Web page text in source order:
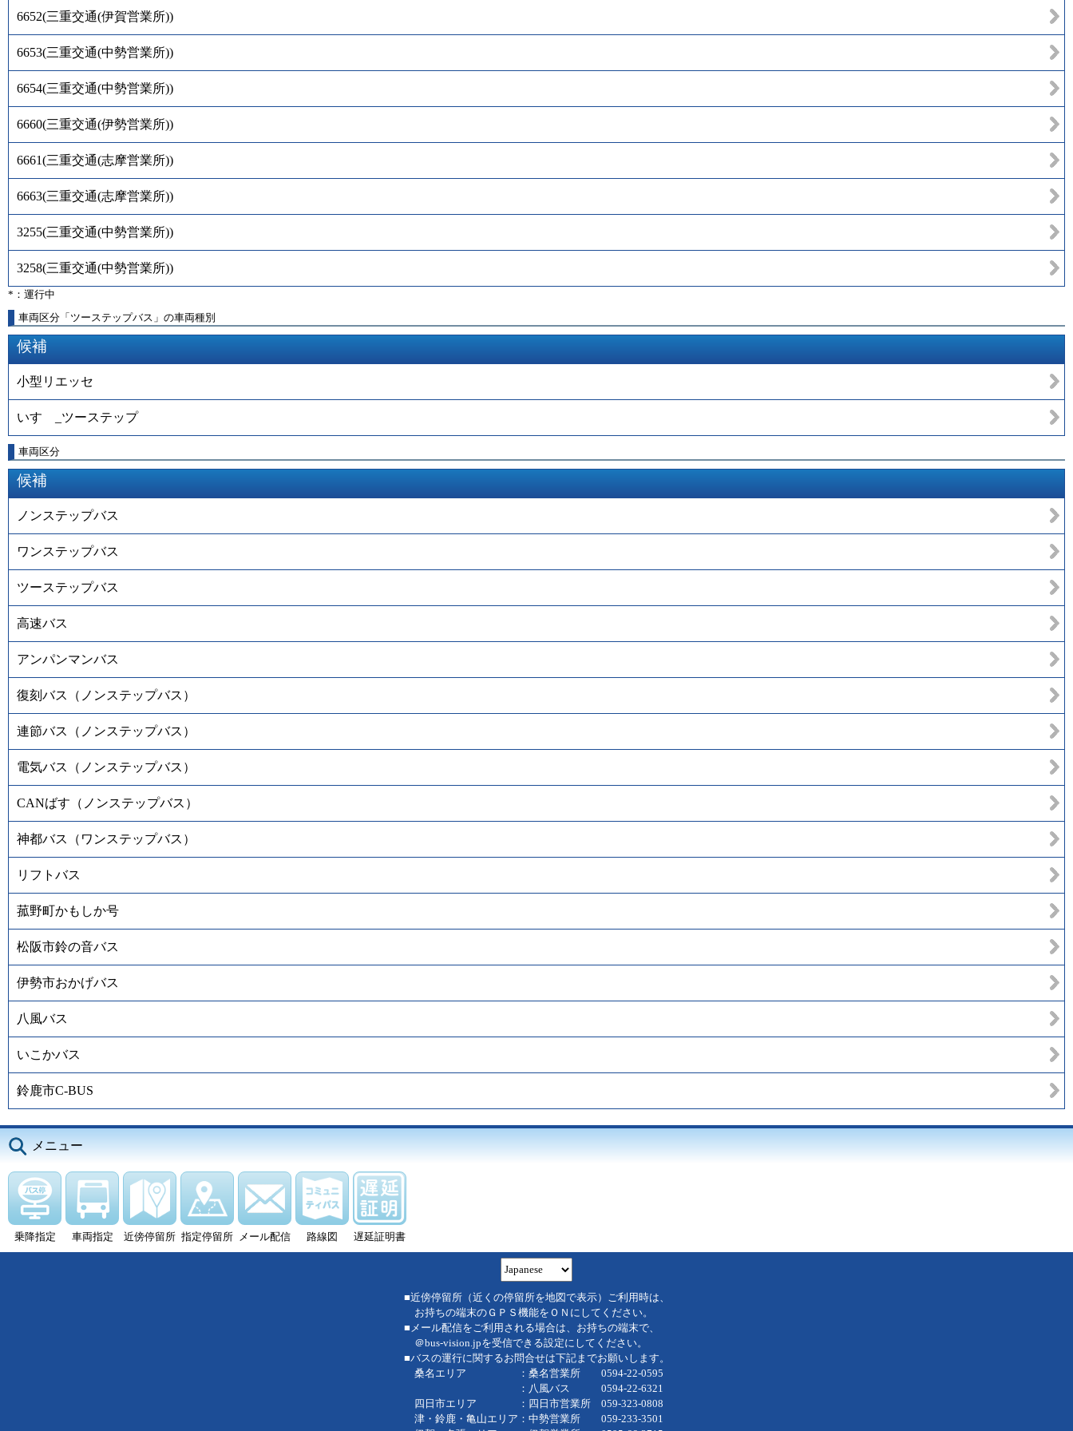
6652(三重交通(伊賀営業所))
6653(三重交通(中勢営業所))
6654(三重交通(中勢営業所))
6660(三重交通(伊勢営業所))
6661(三重交通(志摩営業所))
6663(三重交通(志摩営業所))
3255(三重交通(中勢営業所))
3258(三重交通(中勢営業所))
*：運行中
車両区分「ツーステップバス」の車両種別
候補
小型リエッセ
いすゞ_ツーステップ
車両区分
候補
ノンステップバス
ワンステップバス
ツーステップバス
高速バス
アンパンマンバス
復刻バス（ノンステップバス）
連節バス（ノンステップバス）
電気バス（ノンステップバス）
CANばす（ノンステップバス）
神都バス（ワンステップバス）
リフトバス
菰野町かもしか号
松阪市鈴の音バス
伊勢市おかげバス
八風バス
いこかバス
鈴鹿市C-BUS
メニュー
乗降指定 車両指定 近傍停留所 指定停留所 メール配信 路線図 遅延証明書
■近傍停留所（近くの停留所を地図で表示）ご利用時は、
お持ちの端末のＧＰＳ機能をＯＮにしてください。
■メール配信をご利用される場合は、お持ちの端末で、
＠bus-vision.jpを受信できる設定にしてください。
■バスの運行に関するお問合せは下記までお願いします。
桑名エリア ：桑名営業所 0594-22-0595
：八風バス 0594-22-6321
四日市エリア ：四日市営業所 059-323-0808
津・鈴鹿・亀山エリア：中勢営業所 059-233-3501